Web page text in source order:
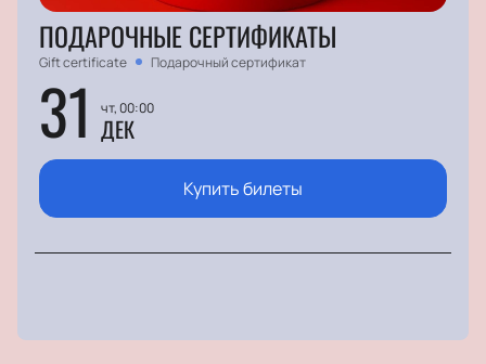
ПОДАРОЧНЫЕ СЕРТИФИКАТЫ
Gift certificate Подарочный сертификат
31 чт, 00:00
ДЕК
Купить билеты